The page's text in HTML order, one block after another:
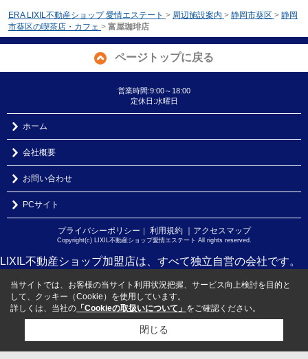
ERA LIXIL不動産ショップ 愛情エステート > 周辺施設案内 > 静岡市葵区 > 静岡
市葵区の喫茶店・カフェ > 富屋珈琲店
ページトップに戻る
営業時間:9:00～18:00
定休日:水曜日
ホーム
会社概要
お問い合わせ
PCサイト
プライバシーポリシー ｜ 利用規約 ｜アクセスマップ
Copyright(c) LIXIL不動産ショップ愛情エステート All rights reserved.
LIXIL不動産ショップ加盟店は、すべて独立自営の会社です。
当サイトでは、お客様の当サイト利用状況把握、サービス向上検討を目的と
して、クッキー（Cookie）を使用しています。
詳しくは、当社の 「Cookieの取扱いについて」 をご確認ください。
閉じる